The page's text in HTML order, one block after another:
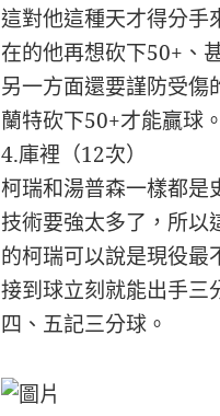
這對他這種天才得分手
在的他再想砍下50+、
另一方面還要謹防受傷
蘭特砍下50+才能贏球。
4.庫裡（12次）
柯瑞和湯普森一樣都是
技術要強太多了，所以
的柯瑞可以說是現役最
接到球立刻就能出手三
四、五記三分球。